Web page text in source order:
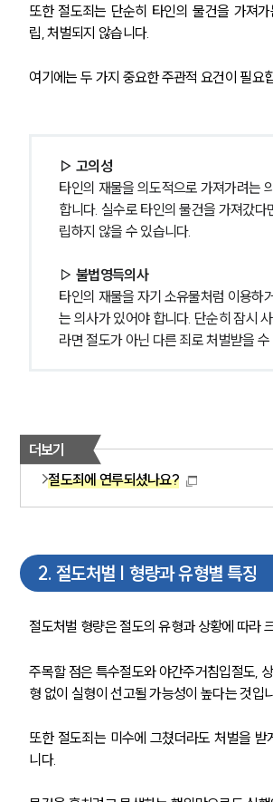
또한 절도죄는 단순히 타인의 물건을 가져
립, 처벌되지 않습니다.
여기에는 두 가지 중요한 주관적 요건이 필요
▷ 고의성
타인의 재물을 의도적으로 가져가려는
합니다. 실수로 타인의 물건을 가져갔다
립하지 않을 수 있습니다.
▷ 불법영득의사
타인의 재물을 자기 소유물처럼 이용하
는 의사가 있어야 합니다. 단순히 잠시
라면 절도가 아닌 다른 죄로 처벌받을 수
더보기
절도죄에 연루되셨나요?
2. 절도처벌 | 형량과 유형별 특징
절도처벌 형량은 절도의 유형과 상황에 따라
주목할 점은 특수절도와 야간주거침입절도,
형 없이 실형이 선고될 가능성이 높다는 것입
또한 절도죄는 미수에 그쳤더라도 처벌을 받
니다.